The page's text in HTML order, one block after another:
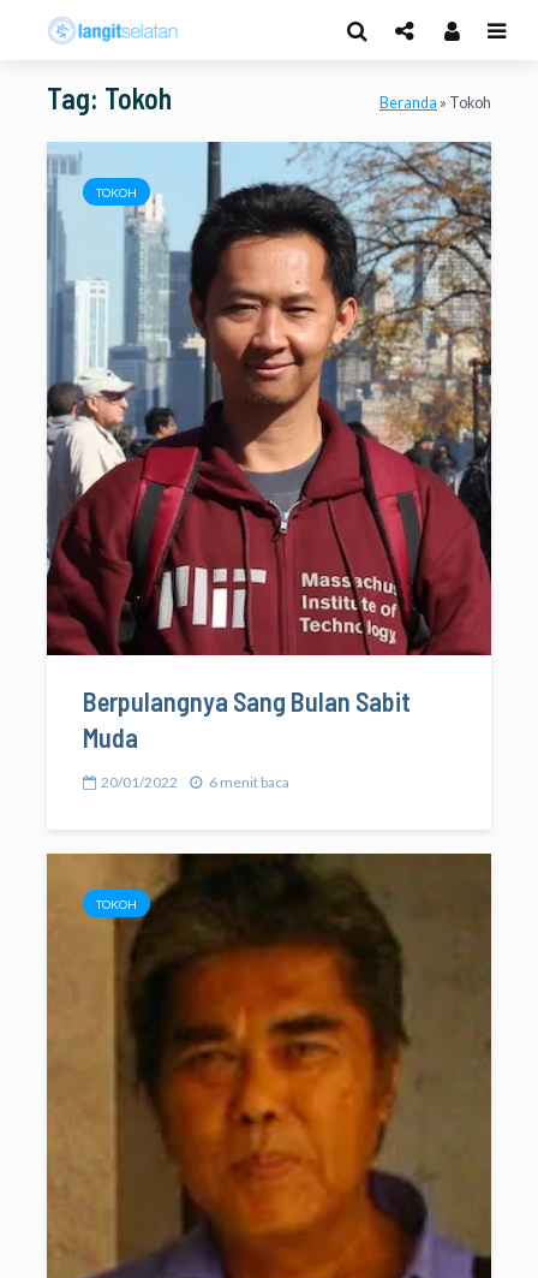
Tag: Tokoh Beranda » Tokoh
TOKOH
Berpulangnya Sang Bulan Sabit
Muda
20/01/2022 6 menit baca
TOKOH